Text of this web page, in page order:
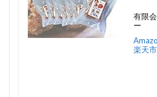
有限
ー
楽天